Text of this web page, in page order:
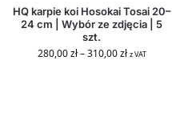
HQ karpie koi Hosokai Tosai 20–
24 cm | Wybór ze zdjęcia | 5
szt.
280,00zł – 310,00zł z VAT